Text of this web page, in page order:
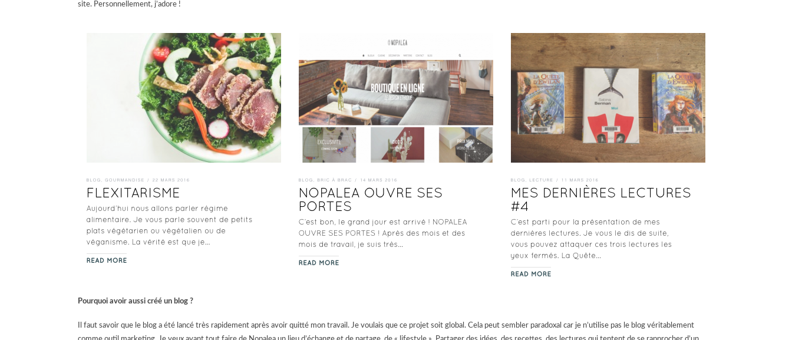
site. Personnellement, j’adore !
Pourquoi avoir aussi créé un blog ?
Il faut savoir que le blog a été lancé très rapidement après avoir quitté mon travail. Je voulais que ce projet soit global. Cela peut sembler paradoxal car je n’utilise pas le blog véritablement